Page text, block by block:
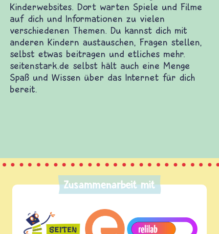
führt dich zu vielen guten
Dort warten Spiele und Filme auf
und Informationen zu vielen verschiedenen
Du kannst dich mit anderen Kindern
Fragen stellen, selbst etwas beitragen
etliches mehr. seitenstark.de selbst hält auch
Menge Spaß und Wissen über das Internet für
bereit.
Zusammenarbeit mit